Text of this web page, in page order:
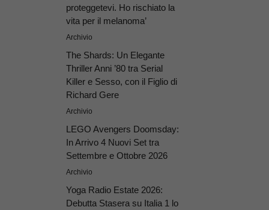
proteggetevi. Ho rischiato la
vita per il melanoma’
Archivio
The Shards: Un Elegante
Thriller Anni ’80 tra Serial
Killer e Sesso, con il Figlio di
Richard Gere
Archivio
LEGO Avengers Doomsday:
In Arrivo 4 Nuovi Set tra
Settembre e Ottobre 2026
Archivio
Yoga Radio Estate 2026:
Debutta Stasera su Italia 1 lo